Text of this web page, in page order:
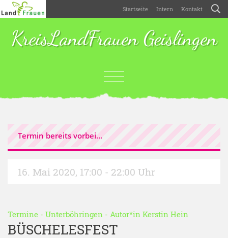
Startseite Intern Kontakt
KreisLandFrauen Geislingen
Termin bereits vorbei...
16. Mai 2020, 17:00 - 22:00 Uhr
Termine - Unterböhringen - Autor*in Kerstin Hein
BÜSCHELESFEST